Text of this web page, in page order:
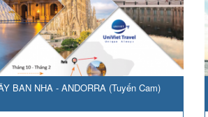
BAN NHA - ANDORRA (Tuyến Cam)